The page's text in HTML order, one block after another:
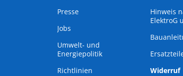
Presse
Jobs
Umwelt- und
Energiepolitik
Richtlinien
Hinweis
ElektroG
Widerruf